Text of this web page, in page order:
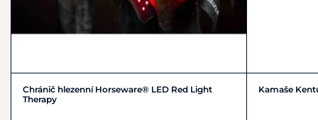
Chránič hlezenní Horseware® LED Red Light
Therapy
Kamaše